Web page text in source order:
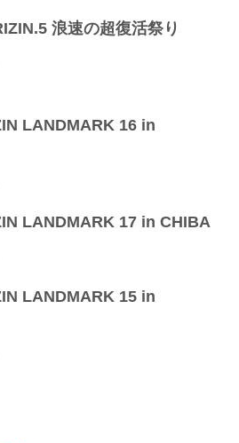
浪速の超復活祭り
LANDMARK 16 in
LANDMARK 17 in CHIBA
LANDMARK 15 in